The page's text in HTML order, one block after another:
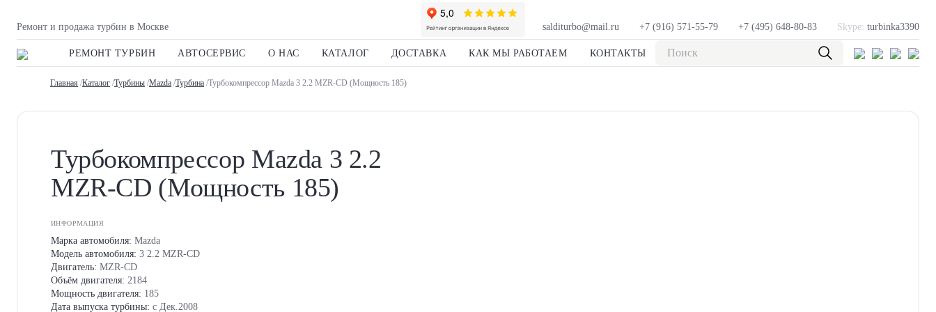
Ремонт и продажа турбин в Москве salditurbo@mail.ru +7 (916) 571-55-79 +7 (495) 648-80-83 Skype: turbinka3390
РЕМОНТ ТУРБИН АВТОСЕРВИС О НАС КАТАЛОГ ДОСТАВКА КАК МЫ РАБОТАЕМ КОНТАКТЫ
Главная /Каталог /Турбины /Mazda /Турбина /Турбокомпрессор Mazda 3 2.2 MZR-CD (Мощность 185)
Турбокомпрессор Mazda 3 2.2
MZR-CD (Мощность 185)
ИНФОРМАЦИЯ
Марка автомобиля: Mazda
Модель автомобиля: 3 2.2 MZR-CD
Двигатель: MZR-CD
Объём двигателя: 2184
Мощность двигателя: 185
Дата выпуска турбины: с Дек.2008